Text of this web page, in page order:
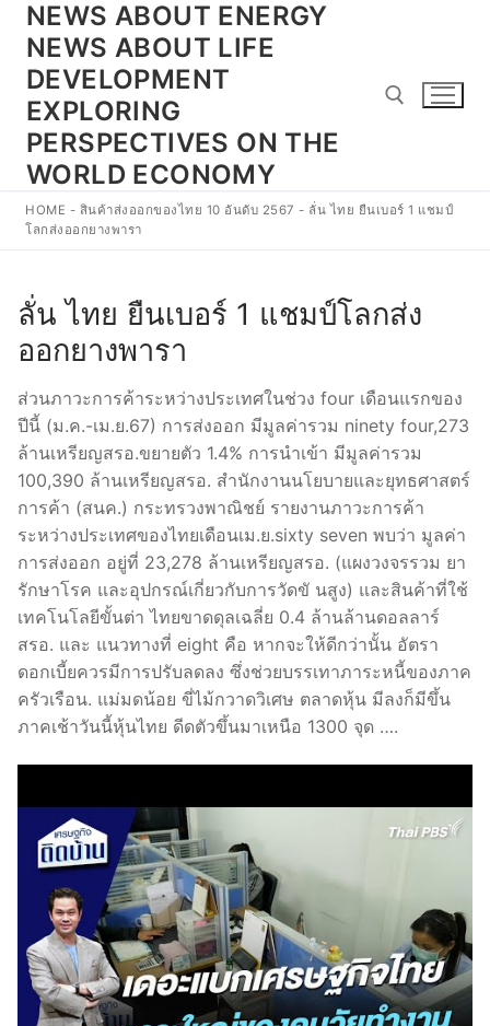
Skip
content
NEWS ABOUT ENERGY
NEWS ABOUT LIFE
DEVELOPMENT
EXPLORING
PERSPECTIVES ON THE
WORLD ECONOMY
Search for:
HOME - สินค้าส่งออกของไทย 10 อันดับ 2567 - ลั่น ไทย ยืนเบอร์ 1 แชมป์
โลกส่งออกยางพารา
ลั่น ไทย ยืนเบอร์ 1 แชมป์โลกส่ง
ออกยางพารา
ส่วนภาวะการค้าระหว่างประเทศในช่วง four เดือนแรกของ
ปีนี้ (ม.ค.-เม.ย.67) การส่งออก มีมูลค่ารวม ninety four,273
ล้านเหรียญสรอ.ขยายตัว 1.4% การนำเข้า มีมูลค่ารวม
100,390 ล้านเหรียญสรอ. สำนักงานนโยบายและยุทธศาสตร์
การค้า (สนค.) กระทรวงพาณิชย์ รายงานภาวะการค้า
ระหว่างประเทศของไทยเดือนเม.ย.sixty seven พบว่า มูลค่า
การส่งออก อยู่ที่ 23,278 ล้านเหรียญสรอ. (แผงวงจรรวม ยา
รักษาโรค และอุปกรณ์เกี่ยวกับการวัดขั นสูง) และสินค้าที่ใช้
เทคโนโลยีขั้นต่า ไทยขาดดุลเฉลี่ย 0.4 ล้านล้านดอลลาร์
สรอ. และ แนวทางที่ eight คือ หากจะให้ดีกว่านั้น อัตรา
ดอกเบี้ยควรมีการปรับลดลง ซึ่งช่วยบรรเทาภาระหนี้ของภาค
ครัวเรือน. แม่มดน้อย ขี่ไม้กวาดวิเศษ ตลาดหุ้น มีลงก็มีขึ้น
ภาคเช้าวันนี้หุ้นไทย ดีดตัวขึ้นมาเหนือ 1300 จุด ….